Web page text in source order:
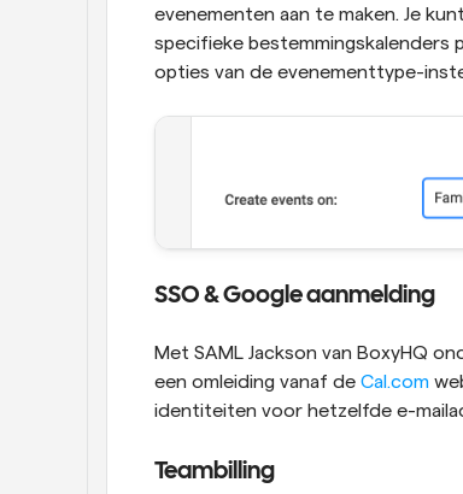
evenementen aan te maken. Je
specifieke bestemmingskalenders
opties van de evenementtype-
SSO & Google aanmelding
Met SAML Jackson van BoxyHQ
een omleiding vanaf de Cal.com
identiteiten voor hetzelfde e-
Teambilling